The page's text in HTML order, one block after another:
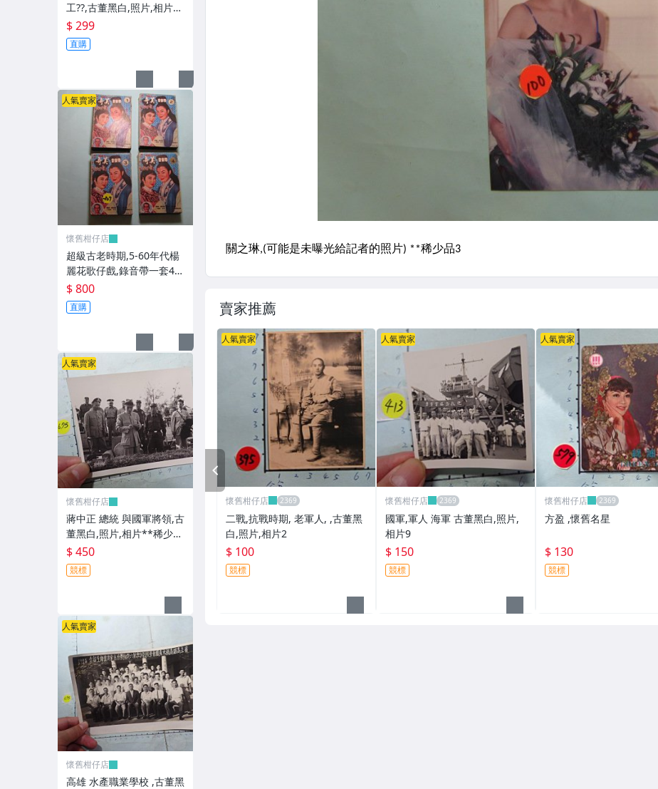
賣家推薦
人氣賣家
懷舊柑仔店
二戰,抗戰時期, 老軍人, ,古董黑
白,照片,相片2
$ 100
競標
人氣賣家
懷舊柑仔店
國軍,軍人 海軍 古董黑白,照片,
相片9
$ 150
競標
人氣賣家
懷舊柑仔店
方盈 ,懷舊名星
$ 130
競標
PREV
工??,古董黑白,照片,相片
(老兵民國38年從大陸帶來
台灣的) **稀少品6
$ 299
直購
人氣賣家
懷舊柑仔店
超級古老時期,5-60年代楊
麗花歌仔戲,錄音帶一套4卷
**稀少品
$ 800
直購
人氣賣家
懷舊柑仔店
蔣中正 總統 與國軍將領,古
董黑白,照片,相片**稀少
品-2
$ 450
競標
人氣賣家
懷舊柑仔店
高雄 水產職業學校 ,古董黑